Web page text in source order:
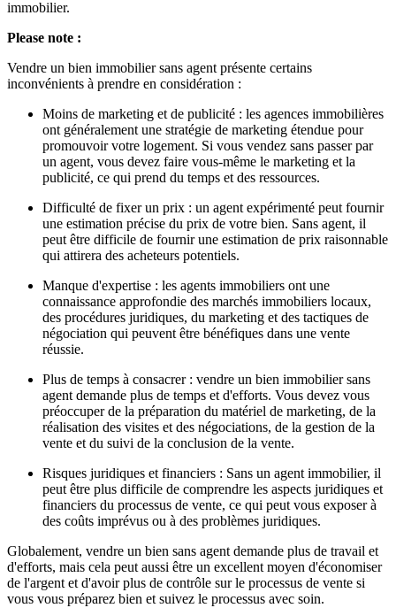
immobilier.
Please note :
Vendre un bien immobilier sans agent présente certains
inconvénients à prendre en considération :
Moins de marketing et de publicité : les agences immobilières
ont généralement une stratégie de marketing étendue pour
promouvoir votre logement. Si vous vendez sans passer par
un agent, vous devez faire vous-même le marketing et la
publicité, ce qui prend du temps et des ressources.
Difficulté de fixer un prix : un agent expérimenté peut fournir
une estimation précise du prix de votre bien. Sans agent, il
peut être difficile de fournir une estimation de prix raisonnable
qui attirera des acheteurs potentiels.
Manque d'expertise : les agents immobiliers ont une
connaissance approfondie des marchés immobiliers locaux,
des procédures juridiques, du marketing et des tactiques de
négociation qui peuvent être bénéfiques dans une vente
réussie.
Plus de temps à consacrer : vendre un bien immobilier sans
agent demande plus de temps et d'efforts. Vous devez vous
préoccuper de la préparation du matériel de marketing, de la
réalisation des visites et des négociations, de la gestion de la
vente et du suivi de la conclusion de la vente.
Risques juridiques et financiers : Sans un agent immobilier, il
peut être plus difficile de comprendre les aspects juridiques et
financiers du processus de vente, ce qui peut vous exposer à
des coûts imprévus ou à des problèmes juridiques.
Globalement, vendre un bien sans agent demande plus de travail et
d'efforts, mais cela peut aussi être un excellent moyen d'économiser
de l'argent et d'avoir plus de contrôle sur le processus de vente si
vous vous préparez bien et suivez le processus avec soin.